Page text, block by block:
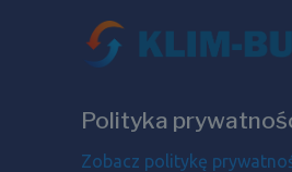
Polityka
Zobacz politykę